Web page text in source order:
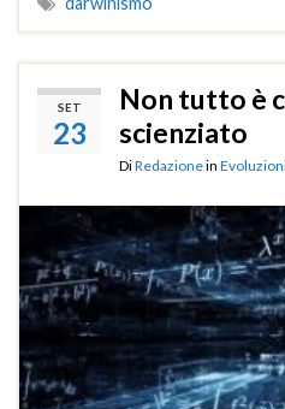
SET
23
Non tutto è
scienziato
DiRedazionein